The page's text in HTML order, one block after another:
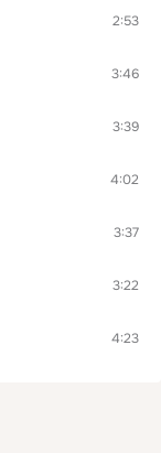
2:53
3:46
3:39
4:02
3:37
3:22
4:23